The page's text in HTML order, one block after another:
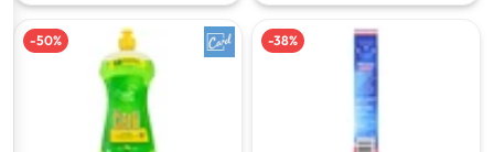
-50% -38%